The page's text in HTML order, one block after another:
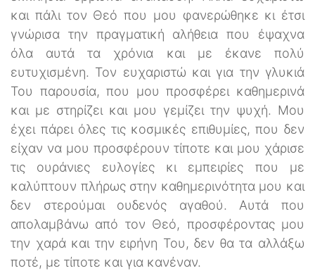
και πάλι τον Θεό που μου φανερώθηκε κι έτσι
γνώρισα την πραγματική αλήθεια που έψαχνα
όλα αυτά τα χρόνια και με έκανε πολύ
ευτυχισμένη. Τον ευχαριστώ και για την γλυκιά
Του παρουσία, που μου προσφέρει καθημερινά
και με στηρίζει και μου γεμίζει την ψυχή. Μου
έχει πάρει όλες τις κοσμικές επιθυμίες, που δεν
είχαν να μου προσφέρουν τίποτε και μου χάρισε
τις ουράνιες ευλογίες κι εμπειρίες που με
καλύπτουν πλήρως στην καθημερινότητα μου και
δεν στερούμαι ουδενός αγαθού. Αυτά που
απολαμβάνω από τον Θεό, προσφέροντας μου
την χαρά και την ειρήνη Του, δεν θα τα αλλάξω
ποτέ, με τίποτε και για κανέναν.